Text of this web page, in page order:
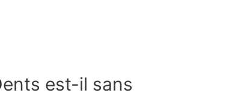
est-il sans